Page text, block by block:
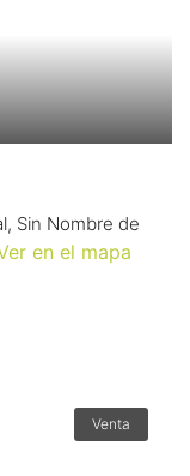
Sin Nombre de
en el mapa
Venta